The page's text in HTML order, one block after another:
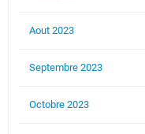
Aout 2023
Septembre 2023
Octobre 2023